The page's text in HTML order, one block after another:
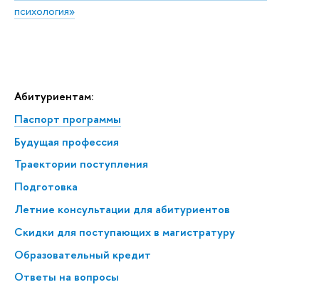
Абитуриентам:
Паспорт программы
Будущая профессия
Траектории поступления
Подготовка
Летние консультации для абитуриентов
Скидки для поступающих в магистратуру
Образовательный кредит
Ответы на вопросы
психология»